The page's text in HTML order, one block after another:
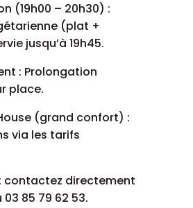
(19h00 – 20h30) :
(plat +
jusqu’à 19h45.
: Prolongation
place.
(grand confort) :
via les tarifs
contactez directement
03 85 79 62 53.